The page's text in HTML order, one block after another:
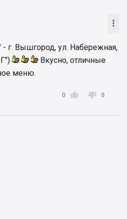

- г. Вышгород, ул. Набережная,
Вкусно, отличные
меню.

0  0